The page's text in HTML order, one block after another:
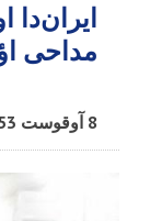
ایران‌دا
مداحی
8 آوقوست 17:53